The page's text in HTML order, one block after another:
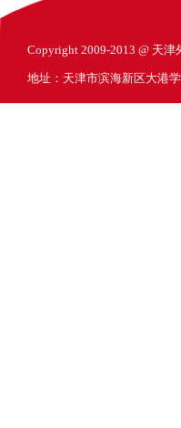
Copyright 2009-2013 @ 天
地址：天津市滨海新区大港